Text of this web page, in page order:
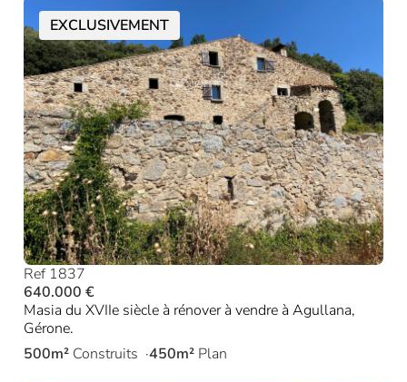
EXCLUSIVEMENT
Ref 1837
640.000 €
Masia du XVIIe siècle à rénover à vendre à Agullana,
Gérone.
500m² Construits 450m² Plan